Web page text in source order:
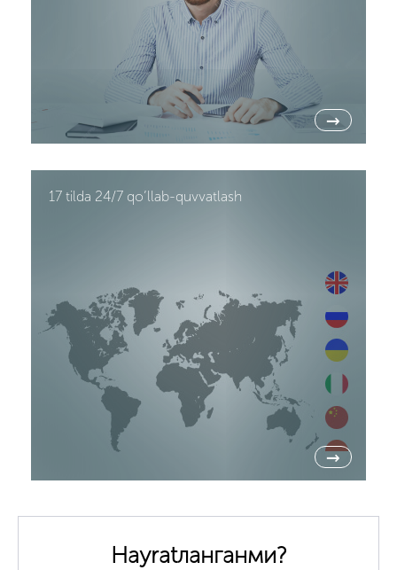
→
17 tilda 24/7 qo’llab-quvvatlash
→
Hayratланганми?